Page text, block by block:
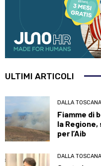
ULTIMI ARTICOLI
DALLA TOSCANA
Fiamme di
la
per l’Aib
DALLA TOSCANA